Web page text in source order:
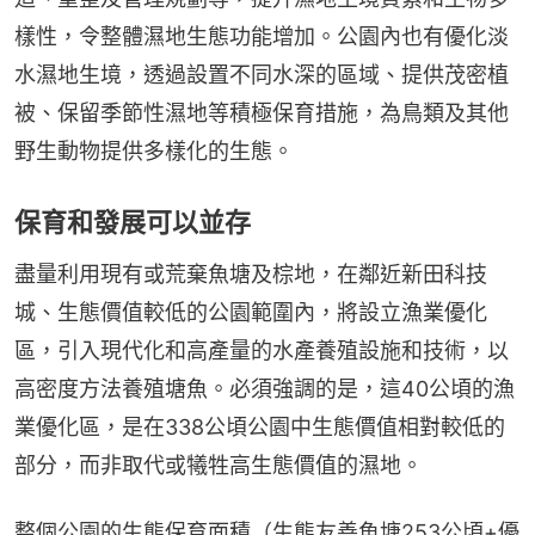
樣性，令整體濕地生態功能增加。公園內也有優化淡
水濕地生境，透過設置不同水深的區域、提供茂密植
被、保留季節性濕地等積極保育措施，為鳥類及其他
野生動物提供多樣化的生態。
保育和發展可以並存
盡量利用現有或荒棄魚塘及棕地，在鄰近新田科技
城、生態價值較低的公園範圍內，將設立漁業優化
區，引入現代化和高產量的水產養殖設施和技術，以
高密度方法養殖塘魚。必須強調的是，這40公頃的漁
業優化區，是在338公頃公園中生態價值相對較低的
部分，而非取代或犧牲高生態價值的濕地。